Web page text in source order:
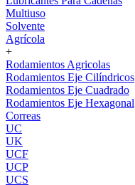
Multiuso
Solvente
Agrícola
+
Rodamientos Agricolas
Rodamientos Eje Cilíndricos
Rodamientos Eje Cuadrado
Rodamientos Eje Hexagonal
Correas
UC
UK
UCF
UCP
UCS